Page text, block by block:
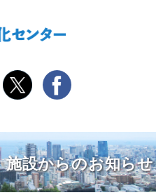
設からのお知らせ